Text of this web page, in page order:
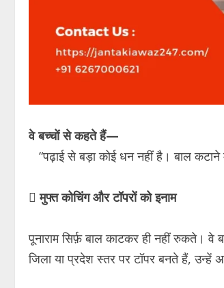
वे बच्चों से कहते हैं—
“पढ़ाई से बड़ा कोई धन नहीं है। बाल
मुफ्त कोचिंग और टॉपरों को इनाम
पूनाराम सिर्फ़ बाल काटकर ही नहीं रुकते। वे
जिला या प्रदेश स्तर पर टॉपर बनते हैं,